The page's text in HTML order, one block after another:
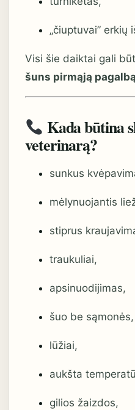
„čiuptuvai” erkių
Visi šie daiktai gali
šuns pirmąją pagalbą
Kada būtina
veterinarą?
sunkus
mėlynuojantis
stiprus
traukuliai,
apsinuodijimas,
šuo be sąmonės,
lūžiai,
aukšta
gilios žaizdos,